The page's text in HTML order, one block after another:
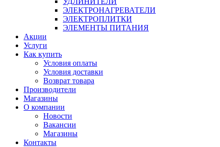
ЭЛЕКТРОНАГРЕВАТЕЛИ
ЭЛЕКТРОПЛИТКИ
ЭЛЕМЕНТЫ ПИТАНИЯ
Акции
Услуги
Как купить
Условия оплаты
Условия доставки
Возврат товара
Производители
Магазины
О компании
Новости
Вакансии
Магазины
Контакты